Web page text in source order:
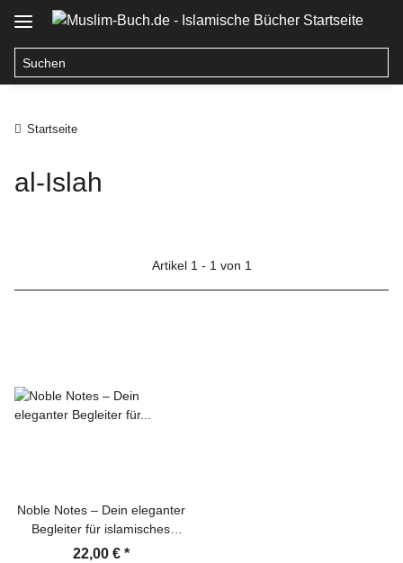
Startseite
al-Islah
Artikel 1 - 1 von 1
Noble Notes – Dein eleganter
Begleiter für islamisches
Wissen
22,00 € *